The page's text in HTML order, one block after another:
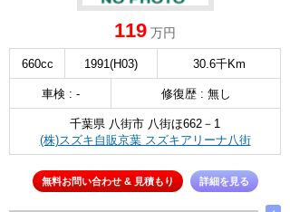
119 万円
660cc 1991(H03) 30.6千Km
車検 : - 修復歴 : 無し
千葉県 八街市 八街ほ662－1
(株)スズキ自販京葉 スズキアリーナ八街
無料お問い合わせ & 見積もり 詳細を見る